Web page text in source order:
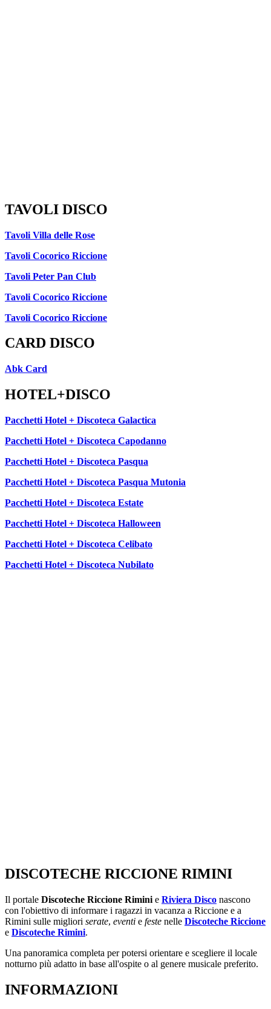
TAVOLI DISCO
Tavoli Villa delle Rose
Tavoli Cocorico Riccione
Tavoli Peter Pan Club
Tavoli Cocorico Riccione
Tavoli Cocorico Riccione
CARD DISCO
Abk Card
HOTEL+DISCO
Pacchetti Hotel + Discoteca Galactica
Pacchetti Hotel + Discoteca Capodanno
Pacchetti Hotel + Discoteca Pasqua
Pacchetti Hotel + Discoteca Pasqua Mutonia
Pacchetti Hotel + Discoteca Estate
Pacchetti Hotel + Discoteca Halloween
Pacchetti Hotel + Discoteca Celibato
Pacchetti Hotel + Discoteca Nubilato
DISCOTECHE RICCIONE RIMINI
Il portale Discoteche Riccione Rimini e Riviera Disco nascono
con l'obiettivo di informare i ragazzi in vacanza a Riccione e a
Rimini sulle migliori serate, eventi e feste nelle Discoteche Riccione
e Discoteche Rimini.
Una panoramica completa per potersi orientare e scegliere il locale
notturno più adatto in base all'ospite o al genere musicale preferito.
INFORMAZIONI